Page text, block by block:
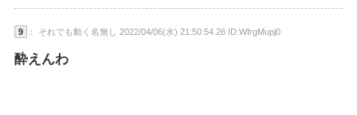
9 ： それでも動く名無し 2022/04/06(水) 21:50:54.26 ID:WfrgMupj0
酔えんわ